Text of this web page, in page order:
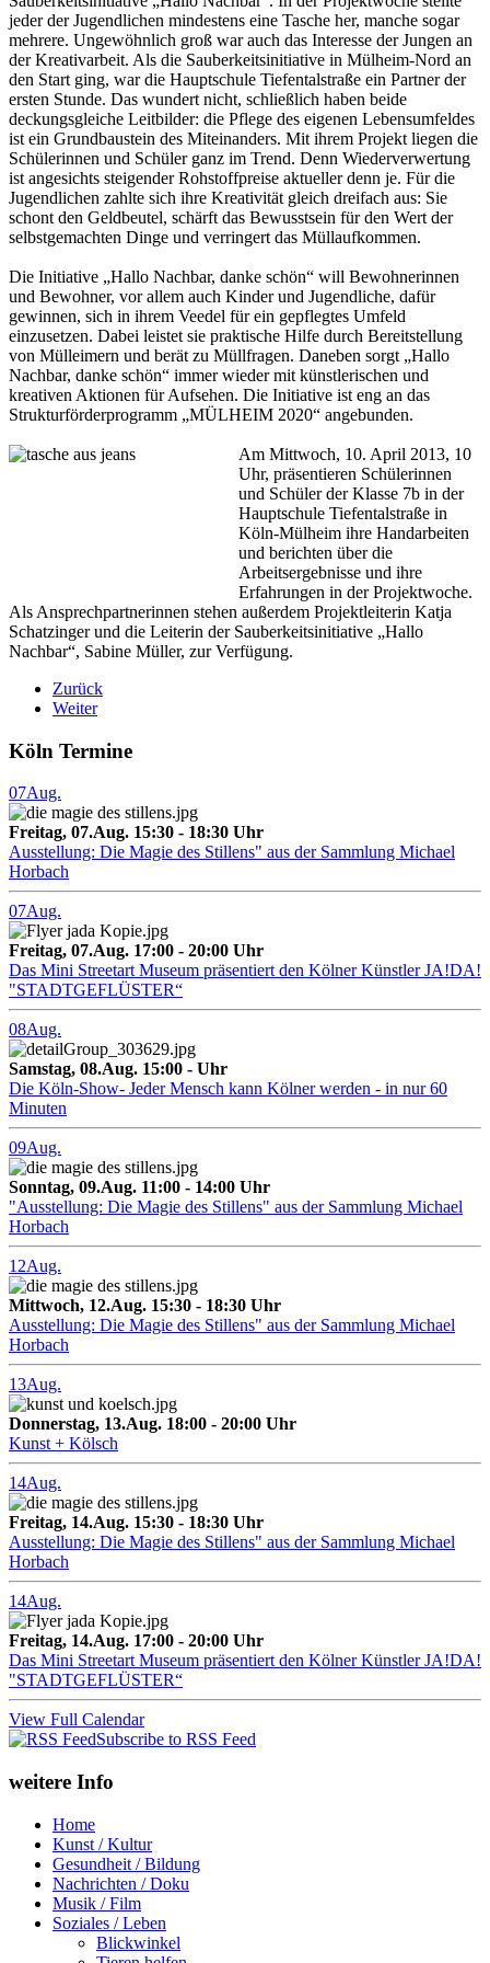
jeder der Jugendlichen mindestens eine Tasche her, manche sogar
mehrere. Ungewöhnlich groß war auch das Interesse der Jungen an
der Kreativarbeit. Als die Sauberkeitsinitiative in Mülheim-Nord an
den Start ging, war die Hauptschule Tiefentalstraße ein Partner der
ersten Stunde. Das wundert nicht, schließlich haben beide
deckungsgleiche Leitbilder: die Pflege des eigenen Lebensumfeldes
ist ein Grundbaustein des Miteinanders. Mit ihrem Projekt liegen die
Schülerinnen und Schüler ganz im Trend. Denn Wiederverwertung
ist angesichts steigender Rohstoffpreise aktueller denn je. Für die
Jugendlichen zahlte sich ihre Kreativität gleich dreifach aus: Sie
schont den Geldbeutel, schärft das Bewusstsein für den Wert der
selbstgemachten Dinge und verringert das Müllaufkommen.
Die Initiative „Hallo Nachbar, danke schön“ will Bewohnerinnen
und Bewohner, vor allem auch Kinder und Jugendliche, dafür
gewinnen, sich in ihrem Veedel für ein gepflegtes Umfeld
einzusetzen. Dabei leistet sie praktische Hilfe durch Bereitstellung
von Mülleimern und berät zu Müllfragen. Daneben sorgt „Hallo
Nachbar, danke schön“ immer wieder mit künstlerischen und
kreativen Aktionen für Aufsehen. Die Initiative ist eng an das
Strukturförderprogramm „MÜLHEIM 2020“ angebunden.
Am Mittwoch, 10. April 2013, 10
Uhr, präsentieren Schülerinnen
und Schüler der Klasse 7b in der
Hauptschule Tiefentalstraße in
Köln-Mülheim ihre Handarbeiten
und berichten über die
Arbeitsergebnisse und ihre
Erfahrungen in der Projektwoche.
Als Ansprechpartnerinnen stehen außerdem Projektleiterin Katja
Schatzinger und die Leiterin der Sauberkeitsinitiative „Hallo
Nachbar“, Sabine Müller, zur Verfügung.
Zurück
Weiter
Köln Termine
07Aug.
Freitag, 07.Aug. 15:30 - 18:30 Uhr
Ausstellung: Die Magie des Stillens" aus der Sammlung Michael
Horbach
07Aug.
Freitag, 07.Aug. 17:00 - 20:00 Uhr
Das Mini Streetart Museum präsentiert den Kölner Künstler JA!DA!
"STADTGEFLÜSTER“
08Aug.
Samstag, 08.Aug. 15:00 - Uhr
Die Köln-Show- Jeder Mensch kann Kölner werden - in nur 60
Minuten
09Aug.
Sonntag, 09.Aug. 11:00 - 14:00 Uhr
"Ausstellung: Die Magie des Stillens" aus der Sammlung Michael
Horbach
12Aug.
Mittwoch, 12.Aug. 15:30 - 18:30 Uhr
Ausstellung: Die Magie des Stillens" aus der Sammlung Michael
Horbach
13Aug.
Donnerstag, 13.Aug. 18:00 - 20:00 Uhr
Kunst + Kölsch
14Aug.
Freitag, 14.Aug. 15:30 - 18:30 Uhr
Ausstellung: Die Magie des Stillens" aus der Sammlung Michael
Horbach
14Aug.
Freitag, 14.Aug. 17:00 - 20:00 Uhr
Das Mini Streetart Museum präsentiert den Kölner Künstler JA!DA!
"STADTGEFLÜSTER“
View Full Calendar
Subscribe to RSS Feed
weitere Info
Home
Kunst / Kultur
Gesundheit / Bildung
Nachrichten / Doku
Musik / Film
Soziales / Leben
Blickwinkel